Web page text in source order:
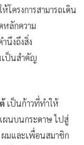
โครงการสามารถเดิน
หลักความ
นึงถึงสิ่ง
เป็นสำคัญ
เป็นก้าวที่ทำให้
ผนบนกระดาษ ไปสู่
ผมและเพื่อนสมาชิก